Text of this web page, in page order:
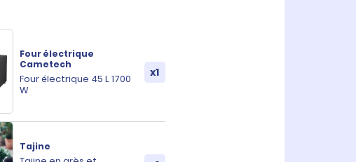
Four électrique
Cametech
Four électrique 45 L 1700
W
x1
Tajine